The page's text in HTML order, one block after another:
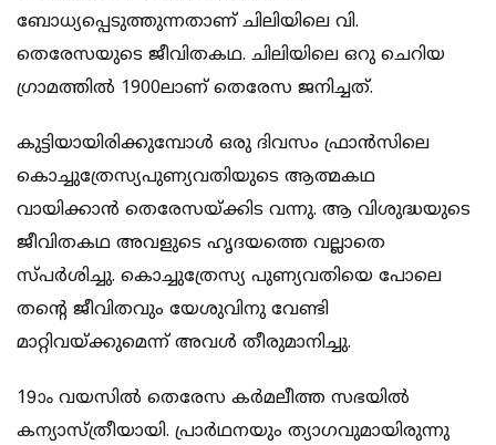
ബോധ്യപ്പെടുത്തുന്നതാണ് ചിലിയിലെ വി.
തെരേസയുടെ ജീവിതകഥ. ചിലിയിലെ ഒറു ചെറിയ
ഗ്രാമത്തിൽ 1900ലാണ് തെരേസ ജനിച്ചത്.
കുട്ടിയായിരിക്കുമ്പോൾ ഒരു ദിവസം ഫ്രാൻസിലെ
കൊച്ചുത്രേസ്യപുണ്യവതിയുടെ ആത്മകഥ
വായിക്കാൻ തെരേസയ്ക്കിട വന്നു. ആ വിശുദ്ധയുടെ
ജീവിതകഥ അവളുടെ ഹൃദയത്തെ വല്ലാതെ
സ്പർശിച്ചു. കൊച്ചുത്രേസ്യ പുണ്യവതിയെ പോലെ
തന്റെ ജീവിതവും യേശുവിനു വേണ്ടി
മാറ്റിവയ്ക്കുമെന്ന് അവൾ തീരുമാനിച്ചു.
19ാം വയസിൽ തെരേസ കർമലീത്ത സഭയിൽ
കന്യാസ്ത്രീയായി. പ്രാർഥനയും ത്യാഗവുമായിരുന്നു